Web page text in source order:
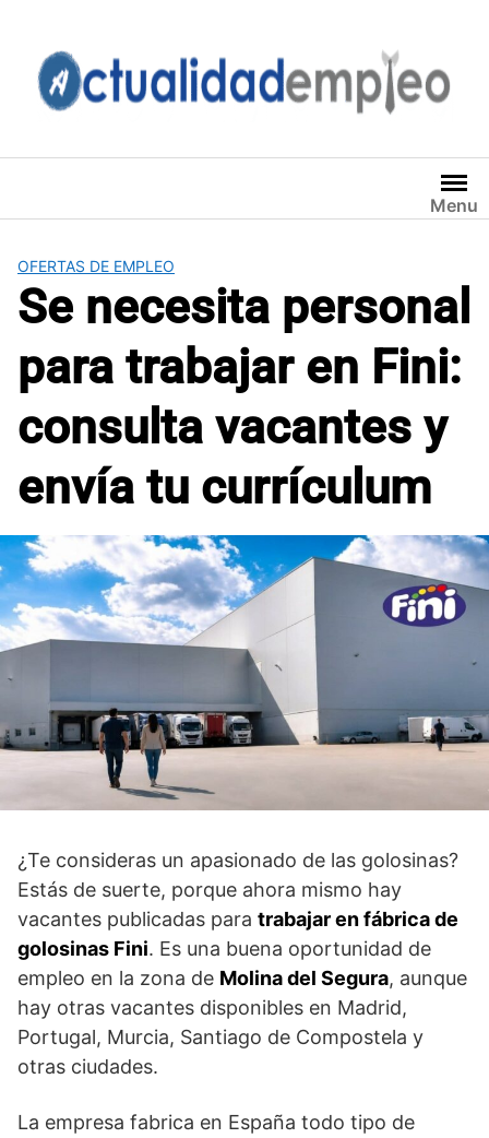
contenido
Menu
OFERTAS DE EMPLEO
Se necesita personal
para trabajar en Fini:
consulta vacantes y
envía tu currículum
¿Te consideras un apasionado de las golosinas?
Estás de suerte, porque ahora mismo hay
vacantes publicadas para trabajar en fábrica de
golosinas Fini. Es una buena oportunidad de
empleo en la zona de Molina del Segura, aunque
hay otras vacantes disponibles en Madrid,
Portugal, Murcia, Santiago de Compostela y
otras ciudades.
La empresa fabrica en España todo tipo de